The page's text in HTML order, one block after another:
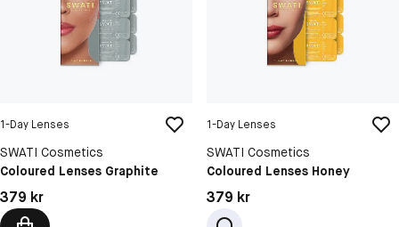
1-Day Lenses
SWATI Cosmetics
Coloured Lenses Graphite
Pris: 379 kr
379 kr
1-Day Lenses
SWATI Cosmetics
Coloured Lenses Honey
Pris: 379 kr
379 kr